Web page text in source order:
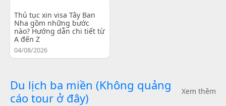
Thủ tục xin visa Tây Ban
Nha gồm những bước
nào? Hướng dẫn chi tiết từ
A đến Z
04/08/2026
Du lịch ba miền (Không quảng
cáo tour ở đây)
Xem thêm